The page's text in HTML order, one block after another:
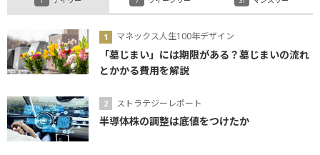
マネックス人生100年デザイン
「墓じまい」には期限がある？墓じまいの流れ
とかかる費用を解説
ストラテジーレポート
半導体株の調整は底値をつけたか